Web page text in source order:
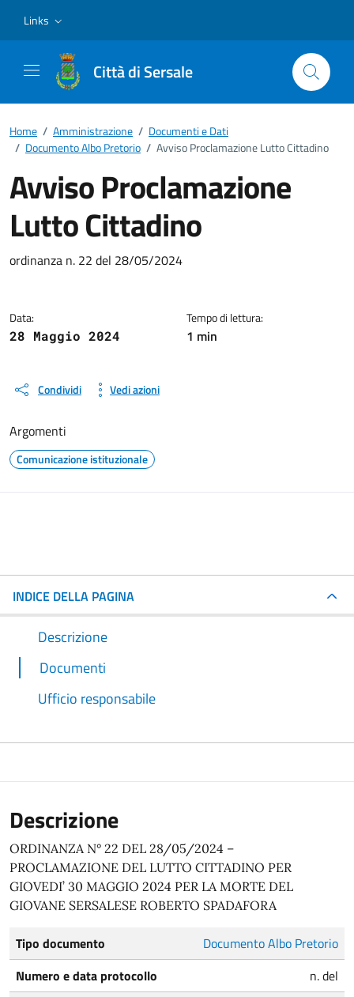
Links
Città di Sersale
Home / Amministrazione / Documenti e Dati
/ Documento Albo Pretorio / Avviso Proclamazione Lutto Cittadino
Avviso Proclamazione
Lutto Cittadino
Dettagli del documento
ordinanza n. 22 del 28/05/2024
Data:
28 Maggio 2024
Tempo di lettura:
1 min
Condividi Vedi azioni
Argomenti
Comunicazione istituzionale
INDICE DELLA PAGINA
Descrizione
Documenti
Ufficio responsabile
Descrizione
ORDINANZA N° 22 DEL 28/05/2024 –
PROCLAMAZIONE DEL LUTTO CITTADINO PER
GIOVEDI’ 30 MAGGIO 2024 PER LA MORTE DEL
GIOVANE SERSALESE ROBERTO SPADAFORA
Tipo documento
Documento Albo Pretorio
Numero e data protocollo
n. del